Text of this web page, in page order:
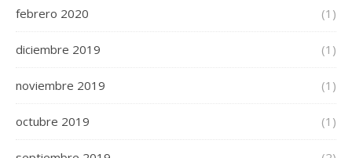
febrero 2020 (1)
diciembre 2019 (1)
noviembre 2019 (1)
octubre 2019 (1)